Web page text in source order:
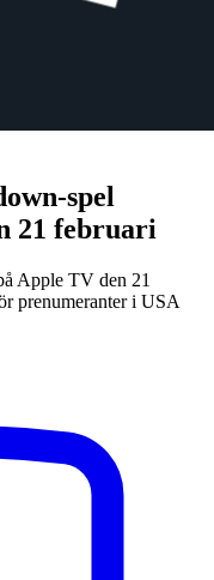
spel
21 februari
Apple TV den 21
prenumeranter i USA